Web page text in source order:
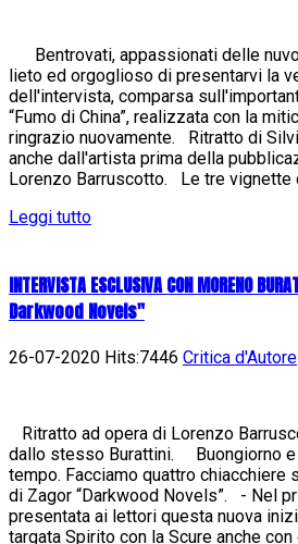
Bentrovati, appassionati delle
lieto ed orgoglioso di presentarvi la
dell'intervista, comparsa
“Fumo di China”, realizzata con la
ringrazio nuovamente. Ritratto di
anche dall'artista prima della
Lorenzo Barruscotto. Le tre vignette
Leggi tutto
INTERVISTA ESCLUSIVA CON MORENO
Darkwood Novels"
26-07-2020 Hits:7446 Critica d'Autore
Ritratto ad opera di Lorenzo
dallo stesso Burattini. Buongiorno e
tempo. Facciamo quattro chiacchiere
di Zagor “Darkwood Novels”. - Nel
presentata ai lettori questa nuova
targata Spirito con la Scure anche